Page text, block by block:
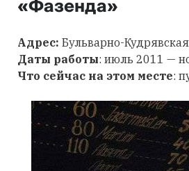
«Фазенда»
Адрес: Бульварно-
Даты работы: июль 2011 —
Что сейчас на этом месте: